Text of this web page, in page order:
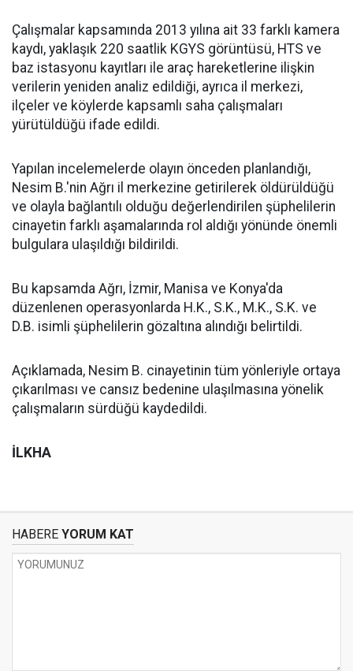
Çalışmalar kapsamında 2013 yılına ait 33 farklı kamera
kaydı, yaklaşık 220 saatlik KGYS görüntüsü, HTS ve
baz istasyonu kayıtları ile araç hareketlerine ilişkin
verilerin yeniden analiz edildiği, ayrıca il merkezi,
ilçeler ve köylerde kapsamlı saha çalışmaları
yürütüldüğü ifade edildi.
Yapılan incelemelerde olayın önceden planlandığı,
Nesim B.'nin Ağrı il merkezine getirilerek öldürüldüğü
ve olayla bağlantılı olduğu değerlendirilen şüphelilerin
cinayetin farklı aşamalarında rol aldığı yönünde önemli
bulgulara ulaşıldığı bildirildi.
Bu kapsamda Ağrı, İzmir, Manisa ve Konya'da
düzenlenen operasyonlarda H.K., S.K., M.K., S.K. ve
D.B. isimli şüphelilerin gözaltına alındığı belirtildi.
Açıklamada, Nesim B. cinayetinin tüm yönleriyle ortaya
çıkarılması ve cansız bedenine ulaşılmasına yönelik
çalışmaların sürdüğü kaydedildi.
İLKHA
HABERE YORUM KAT